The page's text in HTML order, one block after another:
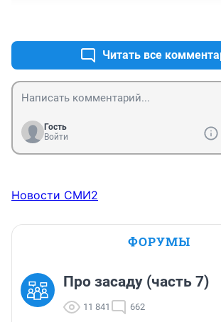
Читать все
Гость
Войти
Новости СМИ2
ФОРУМЫ
Про засаду (часть 7)
11 841 662